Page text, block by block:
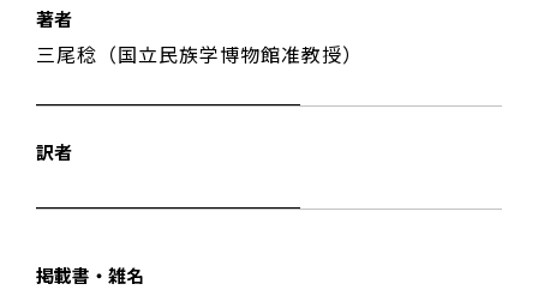
著者
三尾稔（国立民族学博物館准教授）
訳者
掲載書・雑名